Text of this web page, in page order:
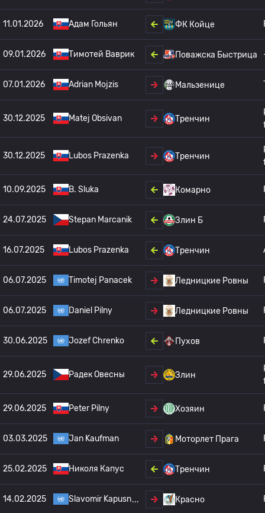
11.01.2026 Адам Гольян ФК Койце
09.01.2026 Тимотей Ваврик Поважска Быстрица
07.01.2026 Adrian Mojzis Мальзенице
30.12.2025 Matej Obsivan Тренчин
30.12.2025 Lubos Prazenka Тренчин
10.09.2025 B. Sluka Комарно
24.07.2025 Stepan Marcanik Злин Б
16.07.2025 Lubos Prazenka Тренчин
06.07.2025 Timotej Panacek Ледницкие Ровны
06.07.2025 Daniel Pilny Ледницкие Ровны
30.06.2025 Jozef Chrenko Пухов
29.06.2025 Радек Овесны Злин
29.06.2025 Peter Pilny Хозяин
03.03.2025 Jan Kaufman Моторлет Прага
25.02.2025 Николя Капус Тренчин
14.02.2025 Slavomir Kapusn Красно